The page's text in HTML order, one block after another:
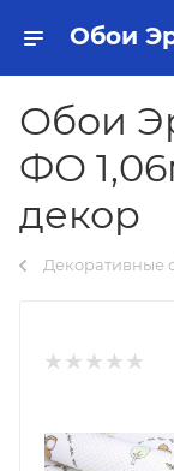
Обои
ФО
декор
Декоративные